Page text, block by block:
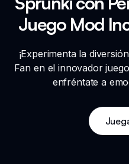
Juego Mod
¡Experimenta la
Fan en el innovador
enfréntate a